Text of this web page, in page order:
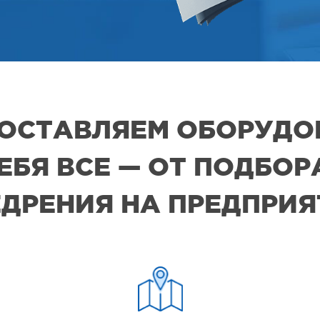
ВСЕ — ОТ
НА